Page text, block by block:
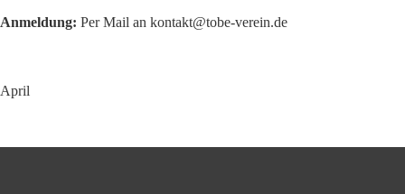
Anmeldung: Per Mail an kontakt@tobe-verein.de
April